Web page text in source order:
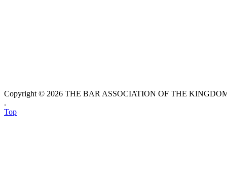
Copyright © 2026 THE BAR ASSOCIATION OF THE
.
Top